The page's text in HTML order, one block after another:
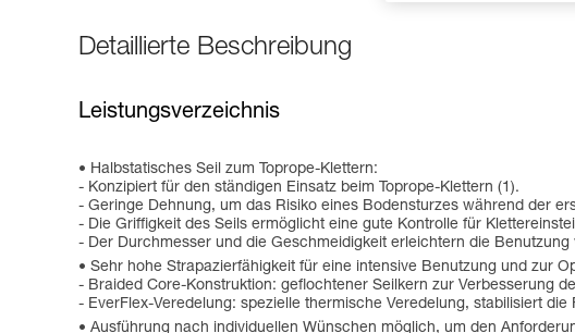
Detaillierte Beschreibung
Leistungsverzeichnis
Halbstatisches Seil zum Toprope-Klettern:
- Konzipiert für den ständigen Einsatz beim Toprope-Klettern (1).
- Geringe Dehnung, um das Risiko eines Bodensturzes während der
- Die Griffigkeit des Seils ermöglicht eine gute Kontrolle für
- Der Durchmesser und die Geschmeidigkeit erleichtern die Benutzung
Sehr hohe Strapazierfähigkeit für eine intensive Benutzung und zur
- Braided Core-Konstruktion: geflochtener Seilkern zur Verbesserung
- EverFlex-Veredelung: spezielle thermische Veredelung, stabilisiert
Ausführung nach individuellen Wünschen möglich, um den